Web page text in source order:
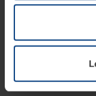
prevádzku tejto
potrebujeme Vaše
kedykoľvek
našej webovej